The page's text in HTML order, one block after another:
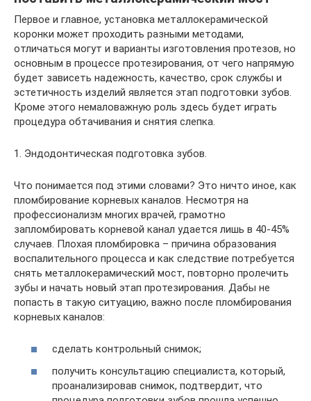
Первое и главное, установка металлокерамической
коронки может проходить разными методами,
отличаться могут и варианты изготовления протезов, но
основным в процессе протезирования, от чего напрямую
будет зависеть надежность, качество, срок службы и
эстетичность изделий является этап подготовки зубов.
Кроме этого немаловажную роль здесь будет играть
процедура обтачивания и снятия слепка.
1. Эндодонтическая подготовка зубов.
Что понимается под этими словами? Это ничто иное, как
пломбирование корневых каналов. Несмотря на
профессионализм многих врачей, грамотно
запломбировать корневой канал удается лишь в 40-45%
случаев. Плохая пломбировка – причина образования
воспалительного процесса и как следствие потребуется
снять металлокерамический мост, повторно пролечить
зубы и начать новый этап протезирования. Дабы не
попасть в такую ситуацию, важно после пломбирования
корневых каналов:
сделать контрольный снимок;
получить консультацию специалиста, который,
проанализировав снимок, подтвердит, что